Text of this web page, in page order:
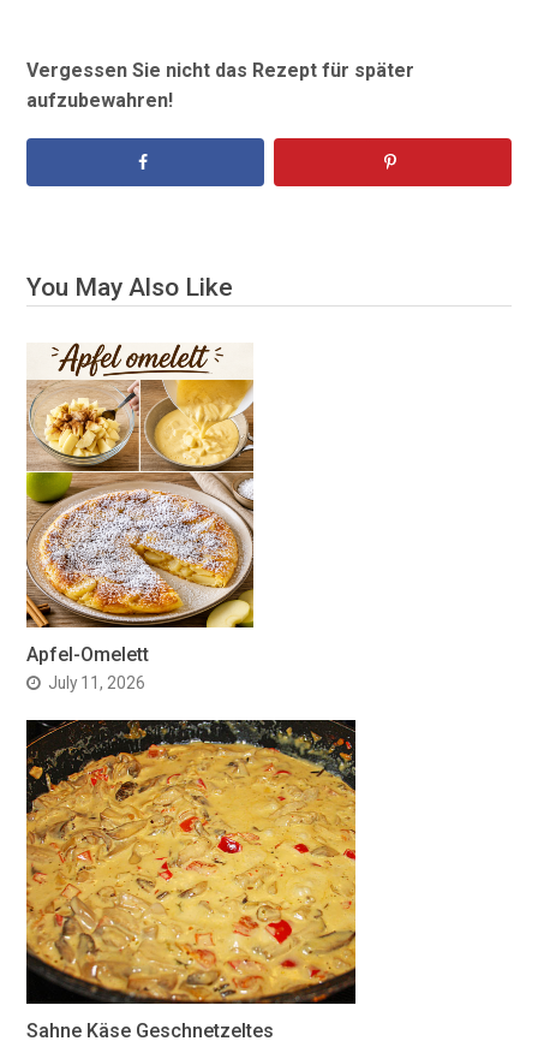
Vergessen Sie nicht das Rezept für später
aufzubewahren!
You May Also Like
Apfel-Omelett
July 11, 2026
Sahne Käse Geschnetzeltes